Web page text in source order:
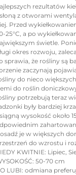
rezultatów
z otworami
Przed
25°C, a po
świetle.
okres rozwoju,
sprawia, że rośliny są
zaczynają
do nieco
do roślin
potrzebują teraz
były bardziej
wysokość około
je w większych
do wzrostu i
KWITNIE: Lipiec,
50-70 cm
LUBI: odmiana